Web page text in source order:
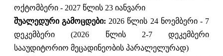
ოქტომბერი - 2027 წლის 23 იანვარი
შუალედური გამოცდები: 2026 წლის 24 ნოემბერი - 7
დეკემბერი (2026 წლის 2-7 დეკემბერი
სააუდიტორიო მეცადინეობის პარალელურად)